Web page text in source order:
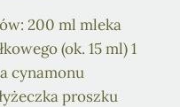
200 ml mleka
(ok. 15 ml) 1
cynamonu
proszku